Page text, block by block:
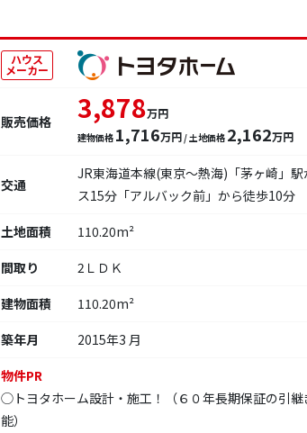
ハウス
メーカー
販売価格 3,878万円
建物価格 1,716万円/ 土地価格 2,162万円
交通
JR東海道本線(東京～熱海)「茅ヶ崎」
ス15分「アルバック前」から徒歩10分
土地面積
110.20m²
間取り
2ＬＤＫ
建物面積
110.20m²
築年月
2015年3 月
物件PR
◯トヨタホーム設計・施工！（６０年長期保証の引継
能）